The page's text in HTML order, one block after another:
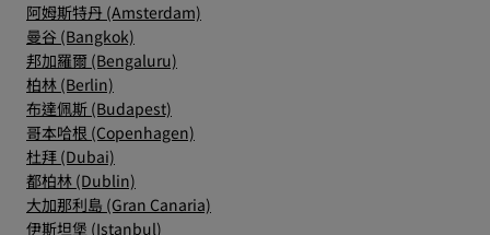
阿姆斯特丹 (Amsterdam)
曼谷 (Bangkok)
邦加羅爾 (Bengaluru)
柏林 (Berlin)
布達佩斯 (Budapest)
哥本哈根 (Copenhagen)
杜拜 (Dubai)
都柏林 (Dublin)
大加那利島 (Gran Canaria)
伊斯坦堡 (Istanbul)